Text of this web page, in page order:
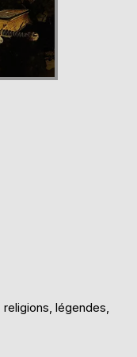
légendes,